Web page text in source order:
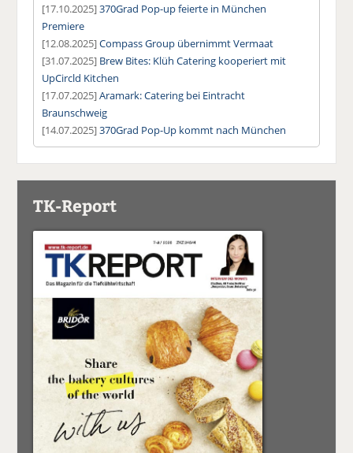
[17.10.2025]370Grad Pop-up feierte in München
Premiere
[12.08.2025]Compass Group übernimmt Vermaat
[31.07.2025] Brew Bites: Klüh Catering kooperiert mit
UpCircld Kitchen
[17.07.2025]Aramark: Catering bei Eintracht
Braunschweig
[14.07.2025]370Grad Pop-Up kommt nach München
TK-Report